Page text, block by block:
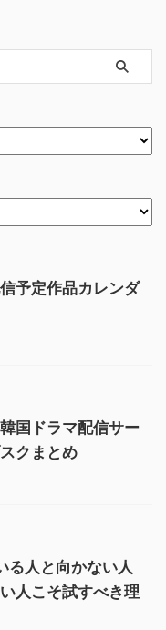
予定作品カレンダ
国ドラマ配信サー
クまとめ
る人と向かない人
人こそ試すべき理